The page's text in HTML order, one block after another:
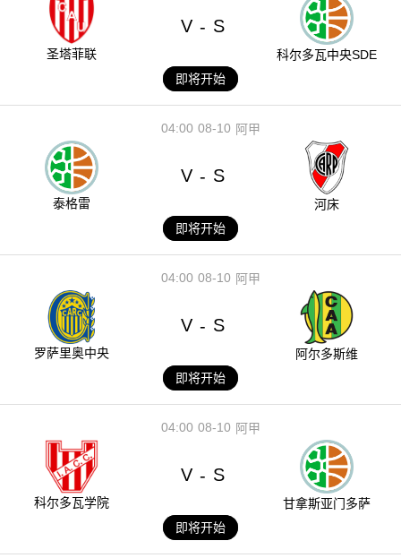
圣塔菲联
V - S
科尔多瓦中央SDE
即将开始
08-10
04:00 阿甲
泰格雷
V - S
河床
即将开始
08-10
04:00 阿甲
罗萨里奥中央
V - S
阿尔多斯维
即将开始
08-10
04:00 阿甲
科尔多瓦学院
V - S
甘拿斯亚门多萨
即将开始